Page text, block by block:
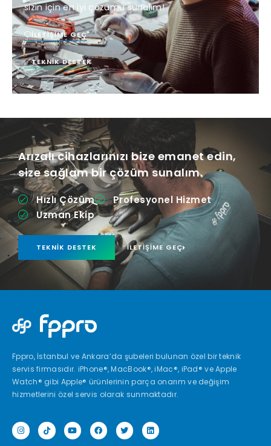
sizin için en iyi çözümü sunalım!
İLETIŞIME GEÇ
TEKNIK DESTEK
Arızalı cihazlarınızı bize emanet edin,
size sağlam bir çözüm sunalım.
Hızlı Çözüm
Profesyonel Hizmet
Uzman Ekip
TEKNIK DESTEK İLETIŞIME GEÇ
Fppro, İstanbul ve Ankara’da şubeleri bulunan özel bir teknik
servis firmasıdır. iPhone®, MacBook®, iMac®, iPad® ve Apple
Watch® gibi Apple® ürünlerinin parça onarım ve değişim
hizmetlerini özel servis olarak sunmaktadır.